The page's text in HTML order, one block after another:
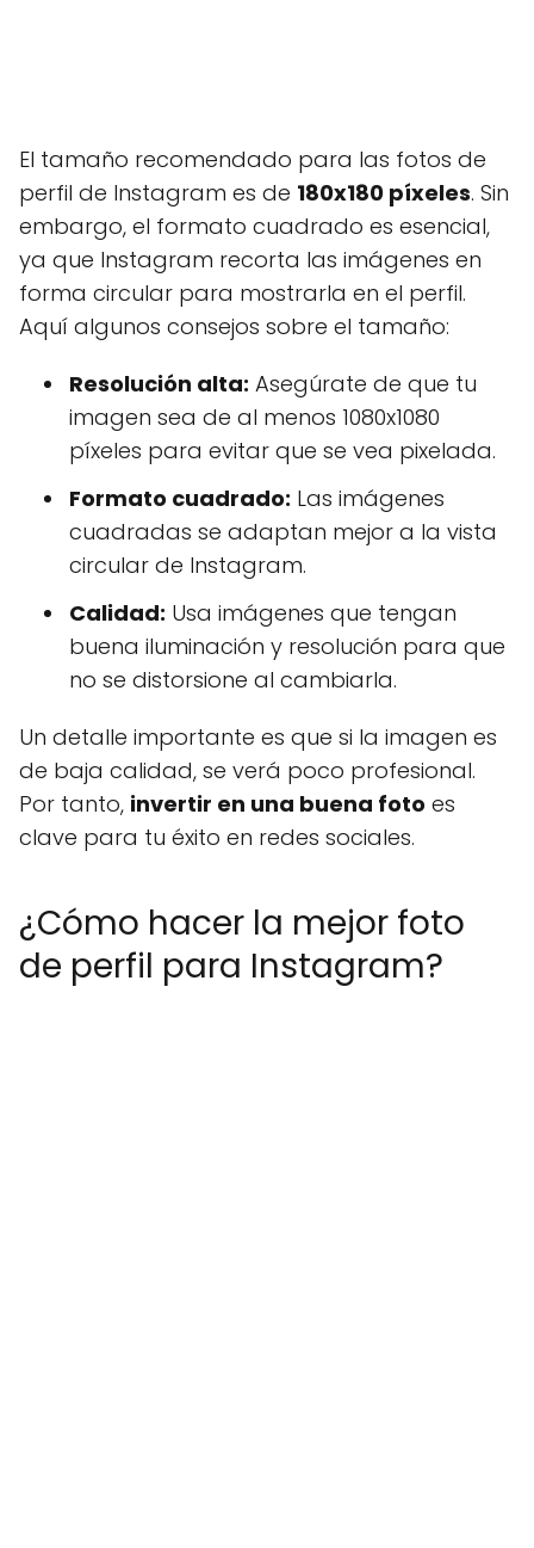
El tamaño recomendado para las fotos de
perfil de Instagram es de 180x180 píxeles. Sin
embargo, el formato cuadrado es esencial,
ya que Instagram recorta las imágenes en
forma circular para mostrarla en el perfil.
Aquí algunos consejos sobre el tamaño:
Resolución alta: Asegúrate de que tu
imagen sea de al menos 1080x1080
píxeles para evitar que se vea pixelada.
Formato cuadrado: Las imágenes
cuadradas se adaptan mejor a la vista
circular de Instagram.
Calidad: Usa imágenes que tengan
buena iluminación y resolución para que
no se distorsione al cambiarla.
Un detalle importante es que si la imagen es
de baja calidad, se verá poco profesional.
Por tanto, invertir en una buena foto es
clave para tu éxito en redes sociales.
¿Cómo hacer la mejor foto
de perfil para Instagram?